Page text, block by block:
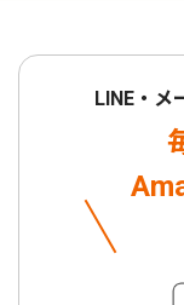
LINE・メ